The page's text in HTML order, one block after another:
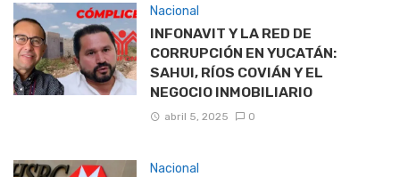
Nacional
INFONAVIT Y LA RED DE
CORRUPCIÓN EN YUCATÁN:
SAHUI, RÍOS COVIÁN Y EL
NEGOCIO INMOBILIARIO
abril 5, 2025 0
Nacional